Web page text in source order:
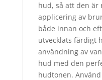
hud, så att den är
applicering av
både innan och
utvecklats färdigt
användning av
hud med den
hudtonen.